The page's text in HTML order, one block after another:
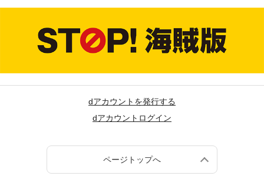
dアカウントを発行する
dアカウントログイン
ページトップへ